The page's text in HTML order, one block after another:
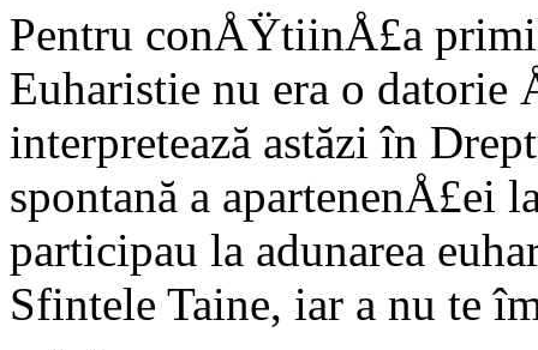
Pentru conÅŸtiinÅ£a
Euharistie nu era o
interpretează astăzi în
spontană a apartenenÅ£ei
participau la adunarea
Sfintele Taine, iar a nu te